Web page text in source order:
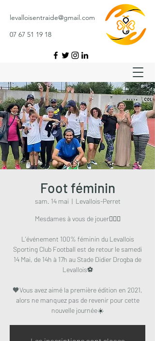
levalloisentraide@gmail.com
07 67 51 19 18
Foot féminin
sam. 14 mai
  |
Levallois-Perret
Mesdames à vous de jouer🏃🏽‍♀️
L’événement 100% féminin du Levallois
Sporting Club Football est de retour le samedi
14 Mai, de 14h à 17h au Stade Didier Drogba de
Levallois⚽️
🧡Vous avez aimé la première édition en 2021,
alors ne manquez pas de revenir pour cette